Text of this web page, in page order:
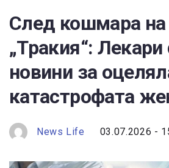
След кошмара
„Тракия“:
новини за
катастрофата
News Life 03.07.2026 -